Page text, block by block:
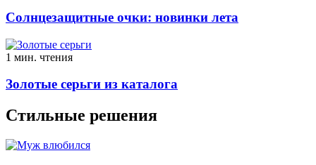
Солнцезащитные очки: новинки лета
1 мин. чтения
Золотые серьги из каталога
Стильные решения